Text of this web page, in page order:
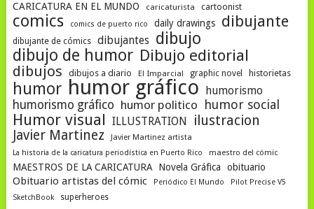
CARICATURA EN EL MUNDO caricaturista cartoonist
comics comics de puerto rico daily drawings dibujante
dibujante de cómics dibujantes dibujo
dibujo de humor Dibujo editorial
dibujos dibujos a diario El Imparcial graphic novel historietas
humor humor gráfico humorismo
humorismo gráfico humor politico humor social
Humor visual ILLUSTRATION
ilustracion
Javier Martinez
Javier Martinez artista
La historia de la caricatura periodística en Puerto Rico
maestro del cómic
MAESTROS DE LA CARICATURA Novela Gráfica obituario
Obituario artistas del cómic Periódico El Mundo
Pilot Precise V5
SketchBook
superheroes